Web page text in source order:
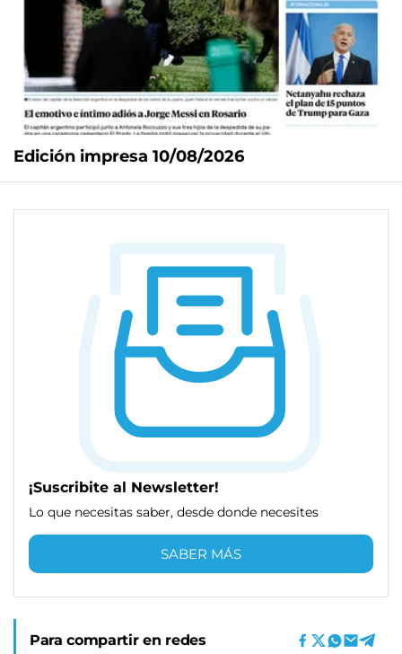
Edición impresa 10/08/2026
¡Suscribite al Newsletter!
Lo que necesitas saber, desde donde necesites
SABER MÁS
Para compartir en redes